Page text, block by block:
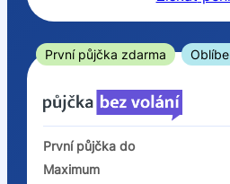
ano
ne
V exekuci
ano
ne
První půjčka zdarma
První půjčka do
Maximum